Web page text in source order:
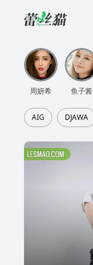
周妍希 鱼子酱
AIG DJAWA